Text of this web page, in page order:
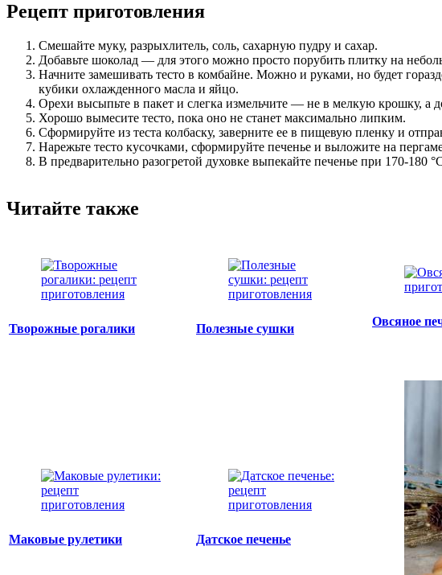
Рецепт приготовления
Смешайте муку, разрыхлитель, соль, сахарную пудру и сахар.
Добавьте шоколад — для этого можно просто порубить плитку на
Начните замешивать тесто в комбайне. Можно и руками, но будет
кубики охлажденного масла и яйцо.
Орехи высыпьте в пакет и слегка измельчите — не в мелкую крошку, а
Хорошо вымесите тесто, пока оно не станет максимально липким.
Сформируйте из теста колбаску, заверните ее в пищевую пленку и
Нарежьте тесто кусочками, сформируйте печенье и выложите на
В предварительно разогретой духовке выпекайте печенье при 170-180
Читайте также
Творожные рогалики Полезные сушки
Овсяное
Маковые рулетики
Датское печенье